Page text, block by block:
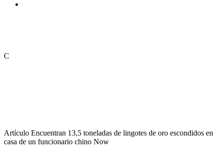
C
Artículo Encuentran 13,5 toneladas de lingotes de oro escondidos en
casa de un funcionario chino Now